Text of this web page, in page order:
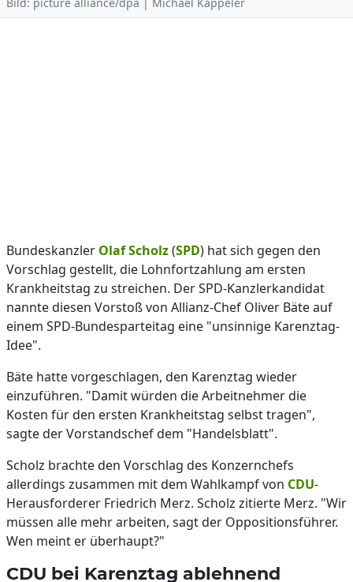
Bundeskanzler Olaf Scholz(SPD) hat sich gegen den
Vorschlag gestellt, die Lohnfortzahlung am ersten
Krankheitstag zu streichen. Der SPD-Kanzlerkandidat
nannte diesen Vorstoß von Allianz-Chef Oliver Bäte auf
einem SPD-Bundesparteitag eine "unsinnige Karenztag-
Idee".
Bäte hatte vorgeschlagen, den Karenztag wieder
einzuführen. "Damit würden die Arbeitnehmer die
Kosten für den ersten Krankheitstag selbst tragen",
sagte der Vorstandschef dem "Handelsblatt".
Scholz brachte den Vorschlag des Konzernchefs
allerdings zusammen mit dem Wahlkampf von CDU-
Herausforderer Friedrich Merz. Scholz zitierte Merz. "Wir
müssen alle mehr arbeiten, sagt der Oppositionsführer.
Wen meint er überhaupt?"
CDU bei Karenztag ablehnend